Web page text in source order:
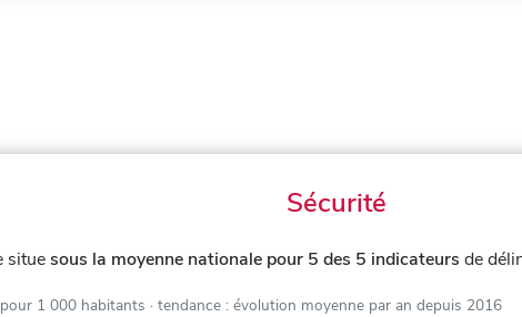
Sécurité
situesous la moyenne nationale pour 5 des 5 indicateurs de
1 000 habitants · tendance : évolution moyenne par an depuis 2016